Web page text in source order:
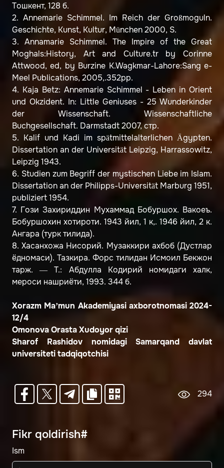
Tошкент, 128 б.
2. Annemarie Schimmel. Im Reich der Großmoguln.
Geschichte, Kunst, Kultur, München 2000, S.
3. Annamarie Schimmel. The Impire of the Great
Moghals:History, Art and Culture.tr by Corinne
Attwood, ed, by Burzine K.Wagkmar-Lahore:Sang e-
Meel Publications, 2005,.352pp.
4. Kaja Betz: Annemarie Schimmel - Leben in Orient
und Okzident. In: Little Geniuses - 25 Wunderkinder
der Wissenschaft. Wissenschaftliche
Buchgesellschaft. Darmstadt 2007, стр.
5. Kalif und Kadi im spätmittelalterlichen Ägypten.
Dissertation an der Universität Leipzig, Harrassowitz,
Leipzig 1943.
6. Studien zum Begriff der mystischen Liebe im Islam.
Dissertation an der Philipps-Universität Marburg 1951,
publiziert 1954.
7. Гози Захириддин Мухаммад Бобуршох. Вакоеъ.
Бобуршохин хотироти. 1943 йил, 1 к,. 1946 йил, 2 к.
Ангара (турк тилида).
8. Хасанхожа Нисорий. Музаккири ахбоб (Дустлар
ёдномаси). Тазкира. Форс тилидан Исмоил Бекжон
тарж. — Т.: Абдулла Кодирий номидаги халк,
мероси нашриёти, 1993. 344 б.
Xorazm Ma’mun Akademiyasi axborotnomasi 2024-
12/4
Omonova Orasta Xudoyor qizi
Sharof Rashidov nomidagi Samarqand davlat
universiteti tadqiqotchisi
294
Fikr qoldirish#
Ism